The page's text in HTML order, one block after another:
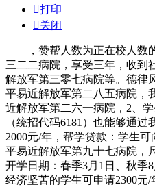
打印
关闭
，赞帮人数为正在校人数的
三二二病院，享受三年，收到
解放军第三零七病院等。德律
平易近解放军第二八五病院，
近解放军第二六一病院，2、
（统招代码6181）也能够通
2000元/年，帮学贷款：学生
平易近解放军第九十七病院，
开学日期：春季3月1日、秋季
经济坚苦的学生可申请2300元